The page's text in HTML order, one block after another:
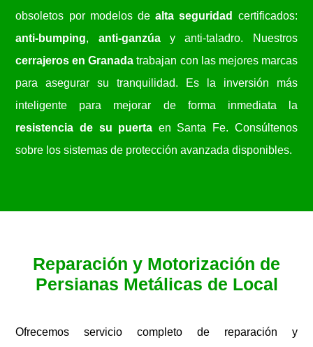
obsoletos por modelos dealta seguridad
certificados:
anti-bumping, anti-ganzúay anti-taladro. Nuestros
cerrajeros en Granada trabajan con las mejores marcas
para asegurar su tranquilidad. Es la inversión más
inteligente para mejorar de forma inmediata la
resistencia de su puerta en Santa Fe. Consúltenos
sobre los sistemas de protección avanzada disponibles.
Reparación y Motorización de
Persianas Metálicas de Local
Ofrecemos servicio completo de reparación y